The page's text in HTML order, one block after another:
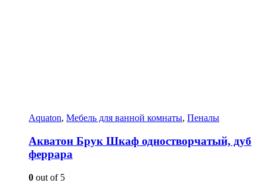
Aquaton, Мебель для ванной комнаты, Пеналы
Акватон Брук Шкаф одностворчатый, дуб
феррара
0 out of 5